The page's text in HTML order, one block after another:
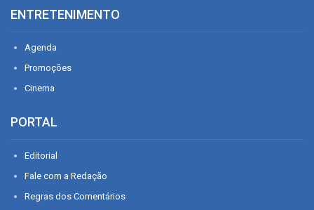
ENTRETENIMENTO
Agenda
Promoções
Cinema
PORTAL
Editorial
Fale com a Redação
Regras dos Comentários